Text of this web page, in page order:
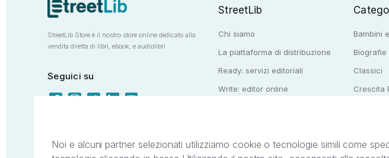
StreetLib Store è il nostro store online dedicato alla
vendita diretta di libri, ebook, e audiolibri
Seguici su
StreetLib
Chi siamo
La piattaforma di distribuzione
Ready: servizi editoriali
Write: editor online
Bambini
Biografie
Classici
Crescita
Noi e alcuni partner selezionati utilizziamo cookie o tecnologie simili come